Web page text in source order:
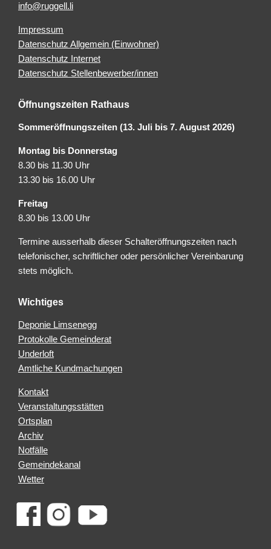
info@ruggell.li
Impressum
Datenschutz Allgemein (Einwohner)
Datenschutz Internet
Datenschutz Stellenbewerber/innen
Öffnungszeiten Rathaus
Sommeröffnungszeiten (13. Juli bis 7. August 2026)
Montag bis Donnerstag
8.30 bis 11.30 Uhr
13.30 bis 16.00 Uhr
Freitag
8.30 bis 13.00 Uhr
Termine ausserhalb dieser Schalteröffnungszeiten nach
telefonischer, schriftlicher oder persönlicher Vereinbarung
stets möglich.
Wichtiges
Deponie Limsenegg
Protokolle Gemeinderat
Underloft
Amtliche Kundmachungen
Kontakt
Veranstaltungsstätten
Ortsplan
Archiv
Notfälle
Gemeindekanal
Wetter